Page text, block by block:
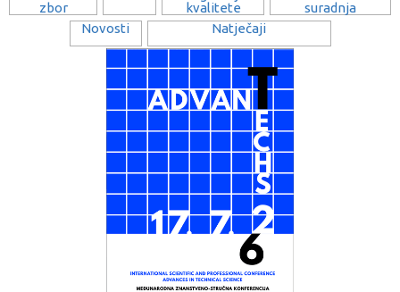
zbor
kvalitete
suradnja
Novosti
Natječaji